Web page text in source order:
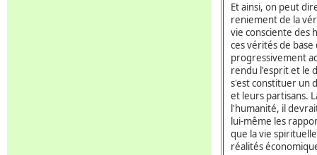
Et ainsi, on peut
reniement de la
vie consciente des
ces vérités de base
progressivement
rendu l'esprit et le
s'est constituer un
et leurs partisans.
l'humanité, il
lui-même les
que la vie
réalités